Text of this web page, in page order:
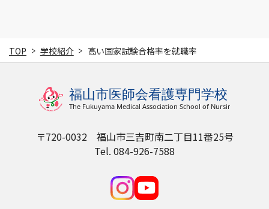
TOP 学校紹介 高い国家試験合格率を就職率
〒720-0032 福山市三吉町南二丁目11番25号
Tel. 084-926-7588